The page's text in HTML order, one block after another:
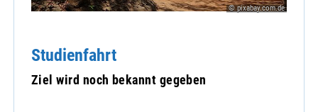
© pixabay.com.de
Studienfahrt
Ziel wird noch bekannt gegeben